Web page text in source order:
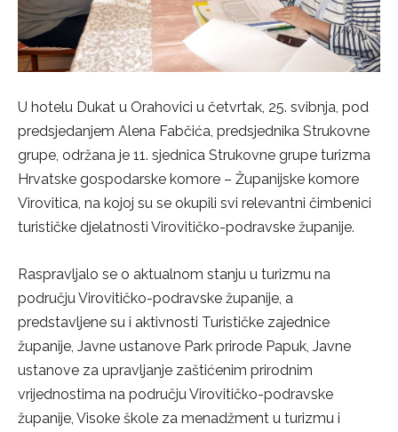
U hotelu Dukat u Orahovici u četvrtak, 25. svibnja, pod
predsjedanjem Alena Fabčića, predsjednika Strukovne
grupe, održana je 11. sjednica Strukovne grupe turizma
Hrvatske gospodarske komore – Županijske komore
Virovitica, na kojoj su se okupili svi relevantni čimbenici
turističke djelatnosti Virovitičko-podravske županije.
Raspravljalo se o aktualnom stanju u turizmu na
području Virovitičko-podravske županije, a
predstavljene su i aktivnosti Turističke zajednice
županije, Javne ustanove Park prirode Papuk, Javne
ustanove za upravljanje zaštićenim prirodnim
vrijednostima na području Virovitičko-podravske
županije, Visoke škole za menadžment u turizmu i